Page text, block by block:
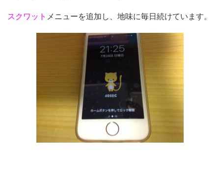
スクワット メニューを追加し、地味に毎日続けています。